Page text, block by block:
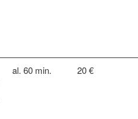
al. 60 min. 20 €